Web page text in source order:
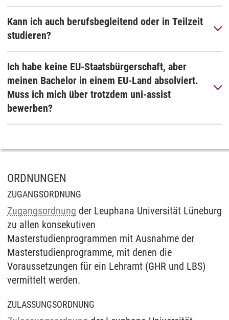
Kann ich auch berufsbegleitend oder in Teilzeit
studieren?
Ich habe keine EU-Staatsbürgerschaft, aber
meinen Bachelor in einem EU-Land absolviert.
Muss ich mich über trotzdem uni-assist
bewerben?
ORDNUNGEN
ZUGANGSORDNUNG
Zugangsordnung der Leuphana Universität Lüneburg
zu allen konsekutiven
Masterstudienprogrammen mit Ausnahme der
Masterstudienprogramme, mit denen die
Voraussetzungen für ein Lehramt (GHR und LBS)
vermittelt werden.
ZULASSUNGSORDNUNG